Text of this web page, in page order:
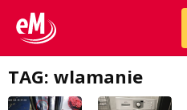
TAG: wlamanie